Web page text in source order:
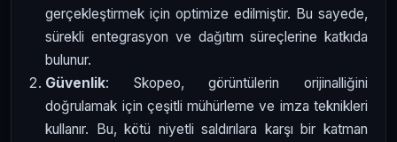
gerçekleştirmek için optimize edilmiştir. Bu sayede,
sürekli entegrasyon ve dağıtım süreçlerine katkıda
bulunur.
Güvenlik: Skopeo, görüntülerin orijinalliğini
doğrulamak için çeşitli mühürleme ve imza teknikleri
kullanır. Bu, kötü niyetli saldırılara karşı bir katman